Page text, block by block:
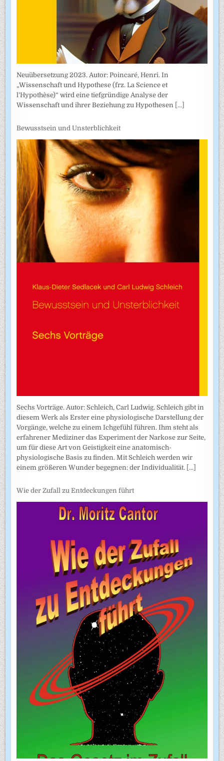
Neuübersetzung 2023. Autor: Poincaré, Henri. In
„Wissenschaft und Hypothese (frz. La Science et
l’Hypothèse)“ wird eine tiefgründige Analyse der
Wissenschaft und ihrer Beziehung zu Hypothesen [...]
Bewusstsein und Unsterblichkeit
Sechs Vorträge. Autor: Schleich, Carl Ludwig. Schleich gibt in
diesem Werk als Erster eine physiologische Darstellung der
Vorgänge, welche zu einem Ichgefühl führen. Ihm steht als
erfahrener Mediziner das Experiment der Narkose zur Seite,
um für diese Art von Geistigkeit eine anatomisch-
physiologische Basis zu finden. Mit Schleich werden wir
einem größeren Wunder begegnen: der Individualität. [...]
Wie der Zufall zu Entdeckungen führt